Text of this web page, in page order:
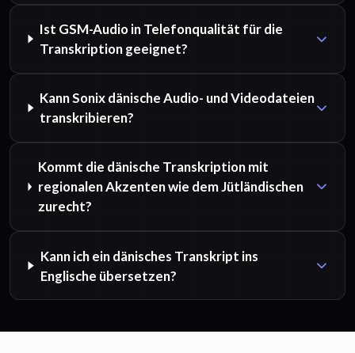
Ist GSM-Audio in Telefonqualität für die
Transkription geeignet?
Kann Sonix dänische Audio- und Videodateien
transkribieren?
Kommt die dänische Transkription mit
regionalen Akzenten wie dem Jütländischen
zurecht?
Kann ich ein dänisches Transkript ins
Englische übersetzen?